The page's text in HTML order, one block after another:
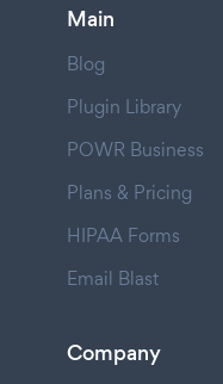
Main
Blog
Plugin Library
POWR Business
Plans & Pricing
HIPAA Forms
Email Blast
Company